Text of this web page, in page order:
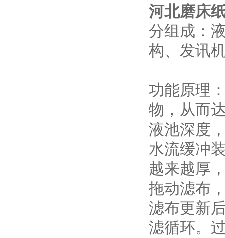
河北磨床
分组成：
构、发讯
功能原理
物，从而
液池深度
水流缓冲
越来越厚
拖动滤布
滤布更新
滤循环。